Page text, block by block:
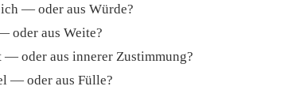
— oder aus Würde?
oder aus Weite?
— oder aus innerer Zustimmung?
— oder aus Fülle?